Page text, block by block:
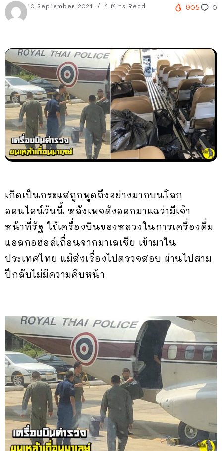
10 September 2021 4 Mins Read 905 0
เกิดเป็นกระแสถูกพูดถึงอย่างมากบนโลก
ออนไลน์วันนี้ หลังเพจดังออกมาแฉว่ามีเจ้า
หน้าที่รัฐ ใช้เครื่องบินของหลวงในการเครื่องดื่ม
แอลกอฮอล์เถื่อนจากมาเลเซีย เข้ามาใน
ประเทศไทย แม้ส่งเรื่องไปตรวจสอบ ผ่านไปสาม
ปีกลับไม่มีความคืบหน้า